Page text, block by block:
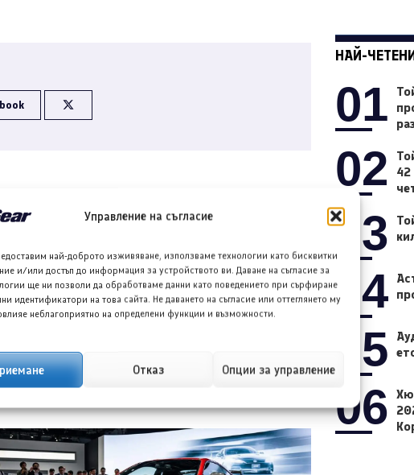
Управление на съгласие
най-доброто изживяване, използваме технологии като бисквитки
и/или достъп до информация за устройството ви. Даване на съгласие за
ще ни позволи да обработваме данни като поведението при сърфиране
идентификатори на това сайта. Не даването на съгласие или оттеглянето му
неблагоприятно на определени функции и възможности.
Отказ Опции за управление
в TopGear.bg, където ежедневно
НАЙ-
01
02
03
04
05
06